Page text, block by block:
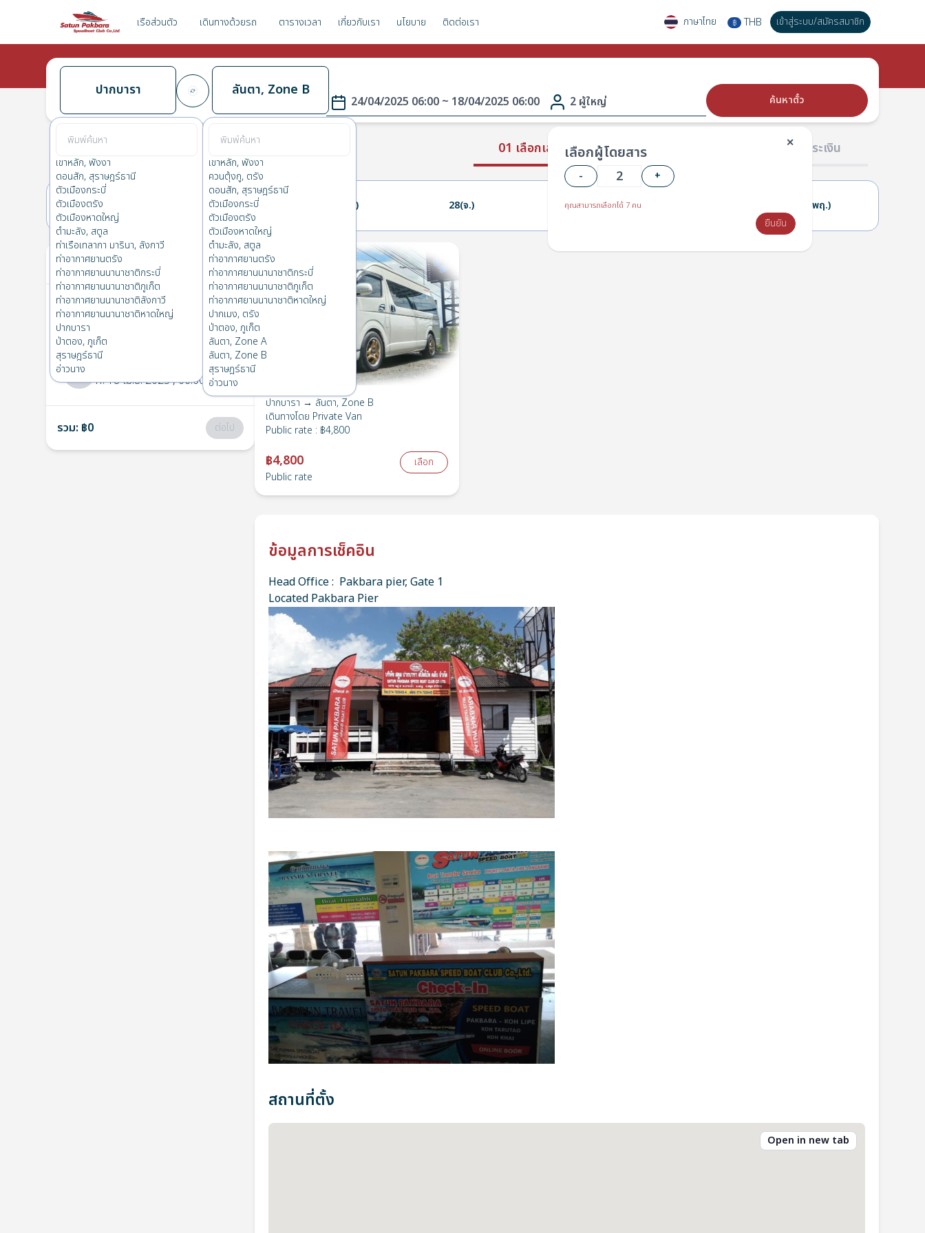
เรือส่วนตัว เดินทางด้วยรถ ตารางเวลา เกี่ยวกับเรา นโยบาย ติดต่อเรา ภาษาไทย ฿ THB เข้าสู่ระบบ/สมัครสมาชิก
ปากบารา
เขาหลัก, พังงา
ดอนสัก, สุราษฎร์ธานี
ตัวเมืองกระบี่
ตัวเมืองตรัง
ตัวเมืองหาดใหญ่
ตำมะลัง, สตูล
ท่าเรือเทลากา มารินา, ลังกาวี
ท่าอากาศยานตรัง
ท่าอากาศยานนานาชาติกระบี่
ท่าอากาศยานนานาชาติภูเก็ต
ท่าอากาศยานนานาชาติลังกาวี
ท่าอากาศยานนานาชาติหาดใหญ่
ปากบารา
ป่าตอง, ภูเก็ต
สุราษฎร์ธานี
อ่าวนาง
ลันตา, Zone B
เขาหลัก, พังงา
ควนตุ้งกู, ตรัง
ดอนสัก, สุราษฎร์ธานี
ตัวเมืองกระบี่
ตัวเมืองตรัง
ตัวเมืองหาดใหญ่
ตำมะลัง, สตูล
ท่าอากาศยานตรัง
ท่าอากาศยานนานาชาติกระบี่
ท่าอากาศยานนานาชาติภูเก็ต
ท่าอากาศยานนานาชาติหาดใหญ่
ปากเมง, ตรัง
ป่าตอง, ภูเก็ต
ลันตา, Zone A
ลันตา, Zone B
สุราษฎร์ธานี
อ่าวนาง
24/04/2025 06:00 ~ 18/04/2025 06:00 2 ผู้ใหญ่
✕
เลือกผู้โดยสาร
- +
คุณสามารถเลือกได้ 7 คน
ยืนยัน
ค้นหาตั๋ว
01 เลือกเส้นทาง 02 ผู้โดยสาร 03 การชำระเงิน
ปากบารา→
0.0 (0รีวิว
25(ศ.) 26(ส.) 27(อา.) 28(จ.) 29(อ.) 01(พฤ.)
ตั๋วของคุณ
1 ปากบารา→ลันตา, Zone B
, 06:00
2 ลันตา, Zone B
ปากบารา
ศ. 18 เม.ย. 2025, 06:00
รวม: ฿0 ต่อไป
ปากบารา → ลันตา, Zone B
เดินทางโดย Private Van
Public rate : ฿4,800
฿4,800
Public rate
เลือก
ข้อมูลการเช็คอิน
Head Office : Pakbara pier, Gate 1
Located Pakbara Pier
สถานที่ตั้ง
Open in new tab